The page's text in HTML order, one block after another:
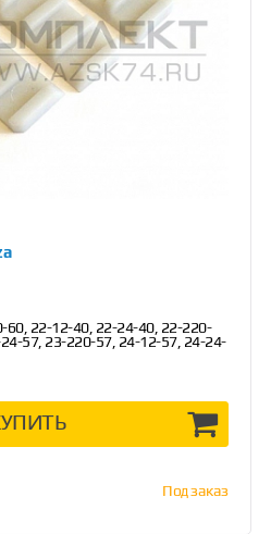
60, 22-12-40, 22-24-40, 22-220-
57, 23-220-57, 24-12-57, 24-24-
Под заказ